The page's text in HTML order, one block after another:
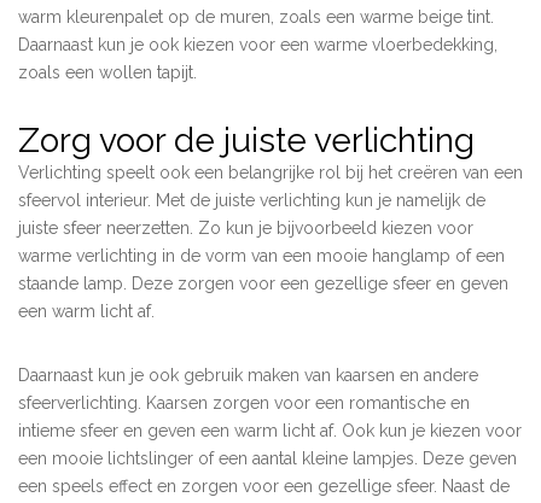
warm kleurenpalet op de muren, zoals een warme beige tint.
Daarnaast kun je ook kiezen voor een warme vloerbedekking,
zoals een wollen tapijt.
Zorg voor de juiste verlichting
Verlichting speelt ook een belangrijke rol bij het creëren van een
sfeervol interieur. Met de juiste verlichting kun je namelijk de
juiste sfeer neerzetten. Zo kun je bijvoorbeeld kiezen voor
warme verlichting in de vorm van een mooie hanglamp of een
staande lamp. Deze zorgen voor een gezellige sfeer en geven
een warm licht af.
Daarnaast kun je ook gebruik maken van kaarsen en andere
sfeerverlichting. Kaarsen zorgen voor een romantische en
intieme sfeer en geven een warm licht af. Ook kun je kiezen voor
een mooie lichtslinger of een aantal kleine lampjes. Deze geven
een speels effect en zorgen voor een gezellige sfeer. Naast de